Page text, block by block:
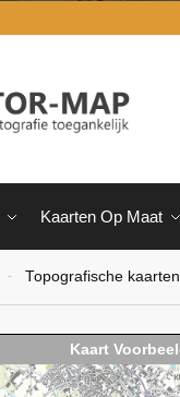
Kaarten Op Maat
- Topografische kaarten